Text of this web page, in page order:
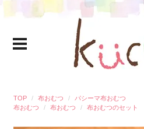
TOP 布おむつ
パシーマ布おむつ
布おむつ
布おむつ 布おむつのセット